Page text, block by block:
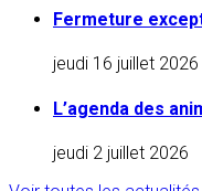
Fermeture
jeudi 16 juillet 2026
L’agenda des
jeudi 2 juillet 2026